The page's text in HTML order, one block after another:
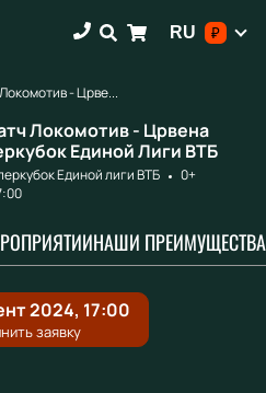
RU ₽
Локомотив - Црве...
Локомотив - Црвена
Единой Лиги ВТБ
Единой лиги ВТБ
0+
НАШИ ПРЕИМУЩЕСТВА